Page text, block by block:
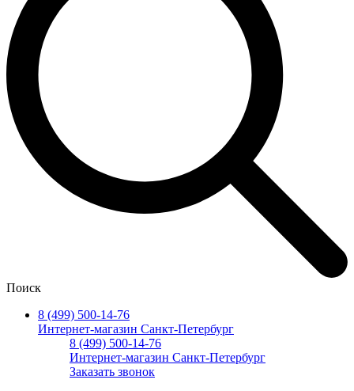
Поиск
8 (499) 500-14-76
Интернет-магазин Санкт-Петербург
8 (499) 500-14-76
Интернет-магазин Санкт-Петербург
Заказать звонок